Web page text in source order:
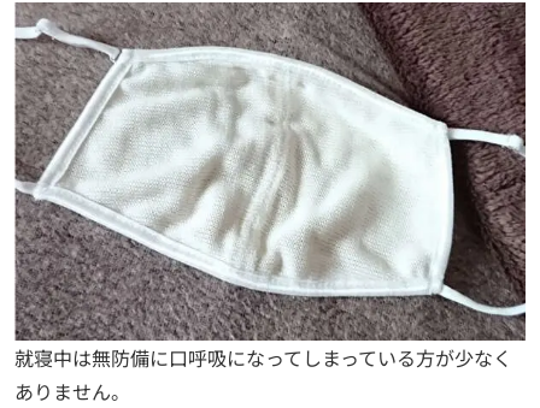
就寝中は無防備に口呼吸になってしまっている方が少なく
ありません。